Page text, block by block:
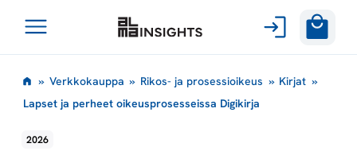
sisältöön
Avaa
» Verkkokauppa » Rikos- ja prosessioikeus » Kirjat »
Lapset ja perheet oikeusprosesseissa Digikirja
2026